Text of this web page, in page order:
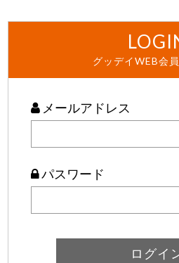
グッデイWEB会
メールアドレス
パスワード